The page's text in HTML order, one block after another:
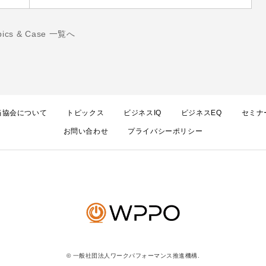
& Case 一覧へ
協会について トピックス ビジネスIQ ビジネスEQ セミナ
お問い合わせ プライバシーポリシー
© 一般社団法人ワークパフォーマンス推進機構.